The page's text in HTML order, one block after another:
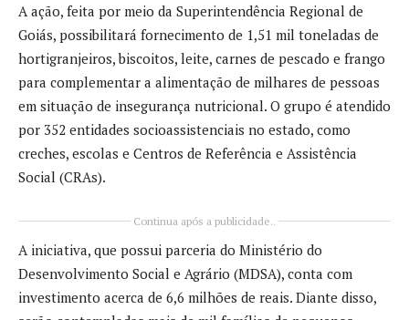
A ação, feita por meio da Superintendência Regional de
Goiás, possibilitará fornecimento de 1,51 mil toneladas de
hortigranjeiros, biscoitos, leite, carnes de pescado e frango
para complementar a alimentação de milhares de pessoas
em situação de insegurança nutricional. O grupo é atendido
por 352 entidades socioassistenciais no estado, como
creches, escolas e Centros de Referência e Assistência
Social (CRAs).
Continua após a publicidade..
A iniciativa, que possui parceria do Ministério do
Desenvolvimento Social e Agrário (MDSA), conta com
investimento acerca de 6,6 milhões de reais. Diante disso,